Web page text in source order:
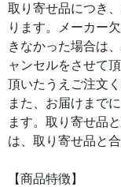
取り寄せ品につき
ります。メーカー
きなかった場合は
ャンセルをさせて
頂いたうえご注文く
また、お届けまで
ます。取り寄せ品
は、取り寄せ品と
【商品特徴】